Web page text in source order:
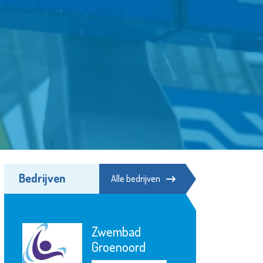
Bedrijven Alle bedrijven
Zwembad
Groenoord